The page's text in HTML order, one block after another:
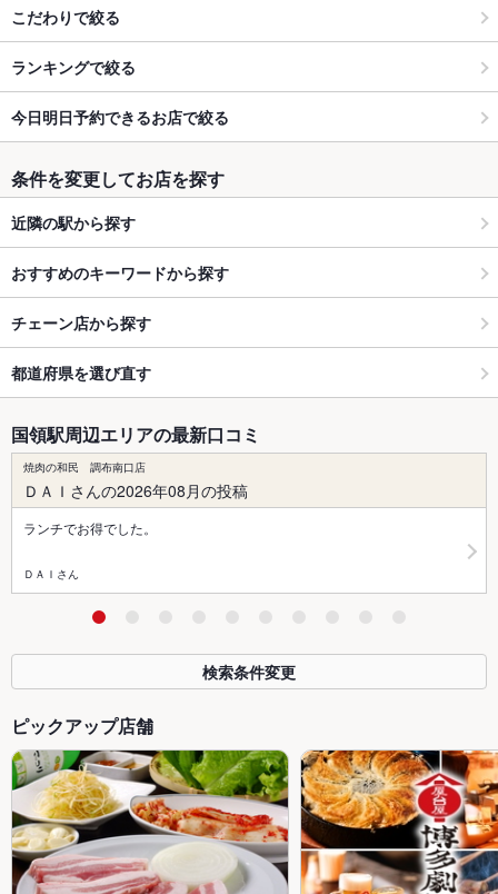
こだわりで絞る
ランキングで絞る
今日明日予約できるお店で絞る
条件を変更してお店を探す
近隣の駅から探す
おすすめのキーワードから探す
チェーン店から探す
都道府県を選び直す
国領駅周辺エリアの最新口コミ
焼肉の和民 調布南口店
ＤＡＩさんの2026年08月の投稿
ランチでお得でした。
ＤＡＩさん
検索条件変更
ピックアップ店舗